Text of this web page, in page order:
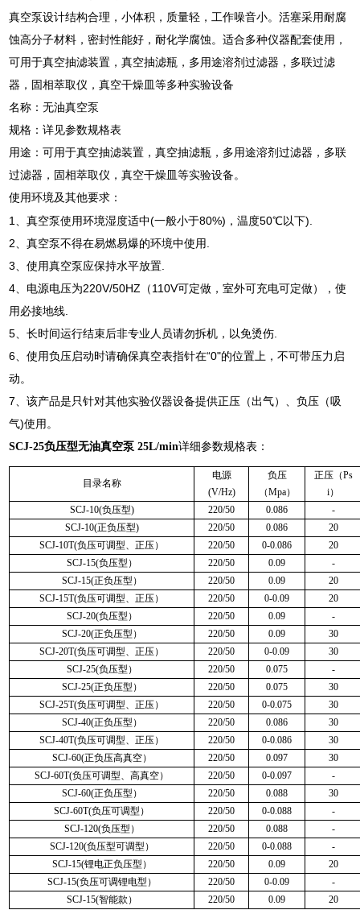
真空泵设计结构合理，小体积，质量轻，工作噪音小。活塞采用耐腐
蚀高分子材料，密封性能好，耐化学腐蚀。适合多种仪器配套使用，
可用于真空抽滤装置，真空抽滤瓶，多用途溶剂过滤器，多联过滤
器，固相萃取仪，真空干燥皿等多种实验设备
名称：无油真空泵
规格：详见参数规格表
用途：可用于真空抽滤装置，真空抽滤瓶，多用途溶剂过滤器，多联
过滤器，固相萃取仪，真空干燥皿等实验设备。
使用环境及其他要求：
1、真空泵使用环境湿度适中(一般小于80%)，温度50℃以下).
2、真空泵不得在易燃易爆的环境中使用.
3、使用真空泵应保持水平放置.
4、电源电压为220V/50HZ（110V可定做，室外可充电可定做），使
用必接地线.
5、长时间运行结束后非专业人员请勿拆机，以免烫伤.
6、使用负压启动时请确保真空表指针在“0"的位置上，不可带压力启
动。
7、该产品是只针对其他实验仪器设备提供正压（出气）、负压（吸
气)使用。
SCJ-25负压型无油真空泵 25L/min详细参数规格表：
目录名称
电源
(V/Hz)
负压
（Mpa）
正压（Ps
i）
SCJ-10(负压型)
220/50 0.086
-
SCJ-10(正负压型)
220/50 0.086
20
SCJ-10T(负压可调型、正压）
220/50 0-0.086
20
SCJ-15(负压型）
220/50 0.09
-
SCJ-15(正负压型）
220/50 0.09
20
SCJ-15T(负压可调型、正压）
220/50 0-0.09
20
SCJ-20(负压型）
220/50 0.09
-
SCJ-20(正负压型）
220/50 0.09
30
SCJ-20T(负压可调型、正压）
220/50 0-0.09
30
SCJ-25(负压型）
220/50 0.075
-
SCJ-25(正负压型）
220/50 0.075
30
SCJ-25T(负压可调型、正压）
220/50 0-0.075
30
SCJ-40(正负压型）
220/50 0.086
30
SCJ-40T(负压可调型、正压）
220/50 0-0.086
30
SCJ-60(正负压高真空）
220/50 0.097
30
SCJ-60T(负压可调型、高真空）
220/50 0-0.097
-
SCJ-60(正负压型）
220/50 0.088
30
SCJ-60T(负压可调型）
220/50 0-0.088
-
SCJ-120(负压型）
220/50 0.088
-
SCJ-120(负压型可调型）
220/50 0-0.088
-
SCJ-15(锂电正负压型）
220/50 0.09
20
SCJ-15(负压可调锂电型）
220/50 0-0.09
-
SCJ-15(智能款）
220/50 0.09 20